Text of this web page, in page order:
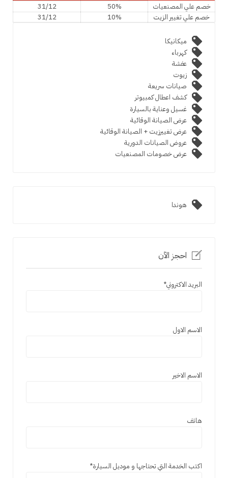
خصم علي المصنعيات
50%
31/12
خصم علي تغيير الزيت
10%
31/12
ميكانيكا
كهرباء
عفشة
زيوت
صيانات سريعة
كشف اعطال كمبيوتر
غسيل وعناية بالسيارة
عرض الصيانة الوقائية
عرض تغييرزيت + الصيانة الوقائية
عروض الصيانات الدورية
عرض خصومات المصنعيات
هوندا
احجز الآن
البريد الاكتروني*
الاسم الاول
الاسم الاخير
هاتف
اكتب الخدمة التي تحتاجها و موديل السيارة*